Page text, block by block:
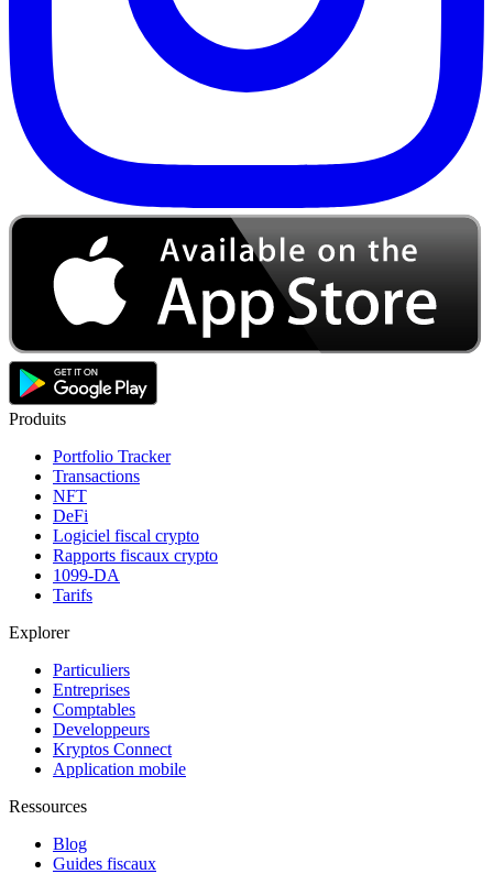
Produits
Portfolio Tracker
Transactions
NFT
DeFi
Logiciel fiscal crypto
Rapports fiscaux crypto
1099-DA
Tarifs
Explorer
Particuliers
Entreprises
Comptables
Developpeurs
Kryptos Connect
Application mobile
Ressources
Blog
Guides fiscaux